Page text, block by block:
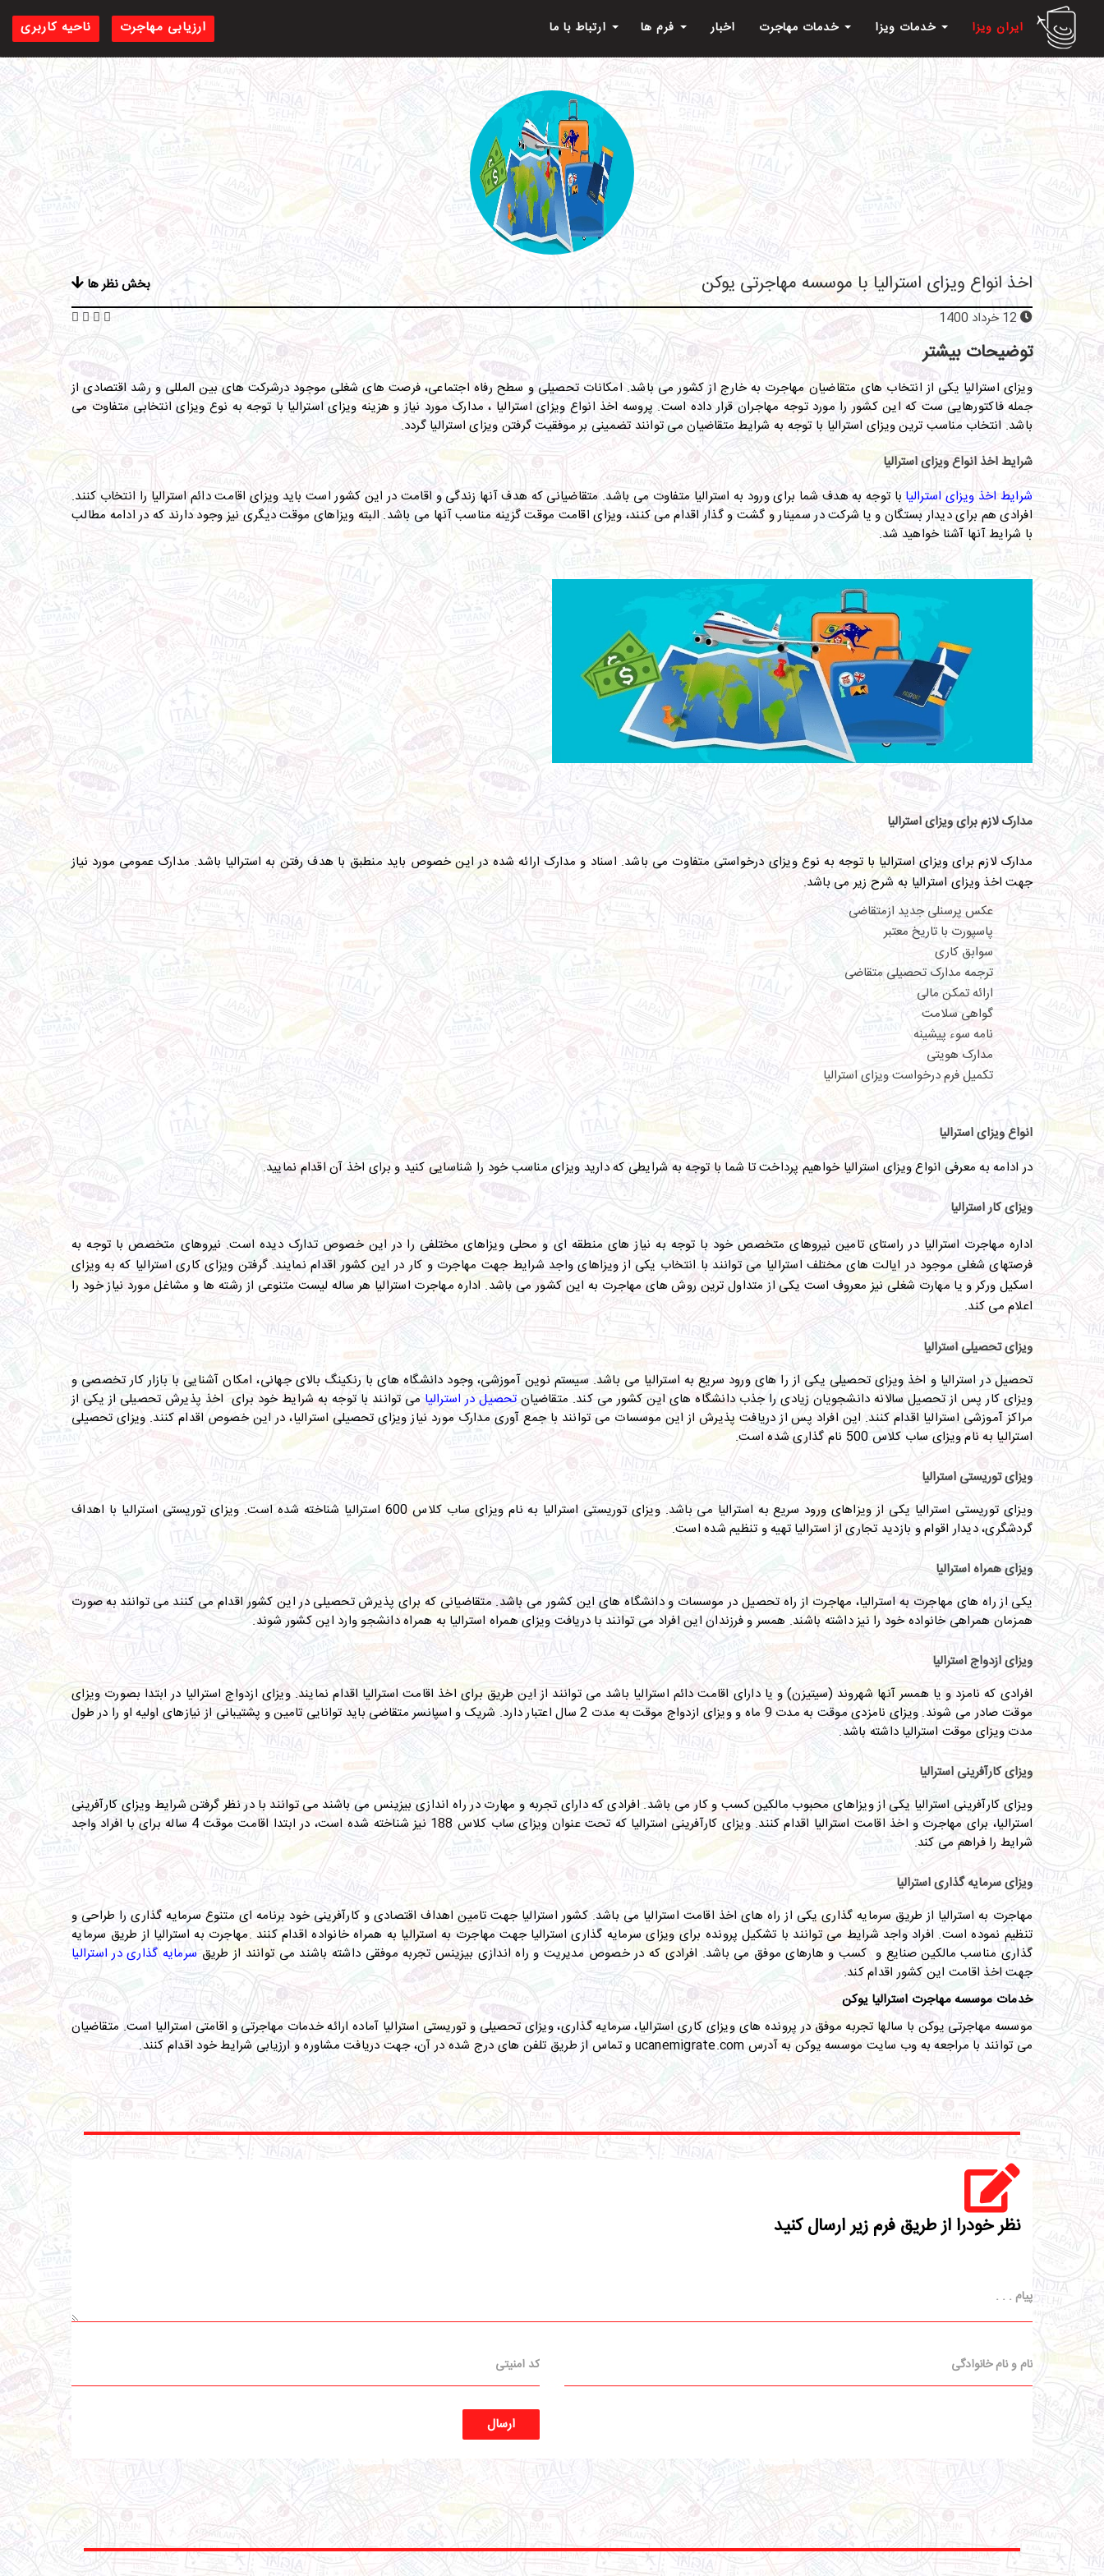
ناحیه کاربری ارزیابی مهاجرت ایران ویزا اخبار
اخذ انواع ویزای استرالیا با موسسه مهاجرتی یوکن
بخش نظر ها
توضیحات بیشتر
ویزای استرالیا یکی از انتخاب های متقاضیان مهاجرت به خارج از کشور می باشد. امکانات تحصیلی و سطح رفاه اجتماعی، فرصت های شغلی موجود درشرکت های بین المللی و رشد اقتصادی از
جمله فاکتورهایی ست که این کشور را مورد توجه مهاجران قرار داده است. پروسه اخذ انواع ویزای استرالیا ، مدارک مورد نیاز و هزینه ویزای استرالیا با توجه به نوع ویزای انتخابی متفاوت می
باشد. انتخاب مناسب ترین ویزای استرالیا با توجه به شرایط متقاضیان می توانند تضمینی بر موفقیت گرفتن ویزای استرالیا گردد.
شرایط اخذ انواع ویزای استرالیا
شرایط اخذ ویزای استرالیا با توجه به هدف شما برای ورود به استرالیا متفاوت می باشد. متقاضیانی که هدف آنها زندگی و اقامت در این کشور است باید ویزای اقامت دائم استرالیا را انتخاب کنند.
افرادی هم برای دیدار بستگان و یا شرکت در سمینار و گشت و گذار اقدام می کنند، ویزای اقامت موقت گزینه مناسب آنها می باشد. البته ویزاهای موقت دیگری نیز وجود دارند که در ادامه مطالب
با شرایط آنها آشنا خواهید شد.
مدارک لازم برای ویزای استرالیا
مدارک لازم برای ویزای استرالیا با توجه به نوع ویزای درخواستی متفاوت می باشد. اسناد و مدارک ارائه شده در این خصوص باید منطبق با هدف رفتن به استرالیا باشد. مدارک عمومی مورد نیاز
جهت اخذ ویزای استرالیا به شرح زیر می باشد.
عکس پرسنلی جدید ازمتقاضی
پاسپورت با تاریخ معتبر
سوابق کاری
ترجمه مدارک تحصیلی متقاضی
ارائه تمکن مالی
گواهی سلامت
نامه سوء پیشینه
مدارک هویتی
تکمیل فرم درخواست ویزای استرالیا
انواع ویزای استرالیا
در ادامه به معرفی انواع ویزای استرالیا خواهیم پرداخت تا شما با توجه به شرایطی که دارید ویزای مناسب خود را شناسایی کنید و برای اخذ آن اقدام نمایید.
ویزای کار استرالیا
اداره مهاجرت استرالیا در راستای تامین نیروهای متخصص خود با توجه به نیاز های منطقه ای و محلی ویزاهای مختلفی را در این خصوص تدارک دیده است. نیروهای متخصص با توجه به
فرصتهای شغلی موجود در ایالت های مختلف استرالیا می توانند با انتخاب یکی از ویزاهای واجد شرایط جهت مهاجرت و کار در این کشور اقدام نمایند. گرفتن ویزایکاریاسترالیا که به ویزای
اسکیل ورکر و یا مهارت شغلی نیز معروف است یکی از متداول ترین روش های مهاجرت به این کشور می باشد. اداره مهاجرت استرالیا هر ساله لیست متنوعی از رشته ها و مشاغل مورد نیاز خود را
اعلام می کند.
ویزای تحصیلی استرالیا
تحصیل در استرالیا و اخذ ویزای تحصیلی یکی از را های ورود سریع به استرالیا می باشد. سیستم نوین آموزشی، وجود دانشگاه های با رنکینگ بالای جهانی، امکان آشنایی با بازار کار تخصصی و
ویزای کار پس از تحصیل سالانه دانشجویان زیادی را جذب دانشگاه های این کشور می کند. متقاضیانتحصیل در استرالیامی توانند با توجه به شرایط خود برای اخذ پذیرش تحصیلی از یکی از
مراکز آموزشی استرالیا اقدام کنند. این افراد پس از دریافت پذیرش از این موسسات می توانند با جمع آوری مدارک مورد نیاز ویزای تحصیلی استرالیا، در این خصوص اقدام کنند. ویزای تحصیلی
استرالیا به نام ویزای ساب کلاس 500 نام گذاری شده است
.
ویزای توریستی استرالیا
ویزای توریستی استرالیا
یکی از ویزاهای ورود سریع به استرالیا می باشد. ویزای توریستی استرالیا به نام ویزای ساب کلاس 600 استرالیا شناخته شده است. ویزای توریستی استرالیا با اهداف
گردشگری، دیدار اقوام و بازدید تجاری از استرالیا تهیه و تنظیم شده است.
ویزای همراه استرالیا
یکی از راه های مهاجرت به استرالیا، مهاجرت از راه تحصیل در موسسات و دانشگاه های این کشور می باشد. متقاضیانی که برای پذیرش تحصیلی در این کشور اقدام می کنند می توانند به صورت
همزمان همراهی خانواده خود را نیز داشته باشند. همسر و فرزندان این افراد می توانند با دریافت ویزای همراه استرالیا به همراه دانشجو وارد این کشور شوند.
ویزای ازدواج استرالیا
افرادی که نامزد و یا همسر آنها شهروند (سیتیزن) و یا دارای اقامت دائم استرالیا باشد می توانند از این طریق برای اخذ اقامت استرالیا اقدام نمایند. ویزای ازدواج استرالیا در ابتدا بصورت ویزای
موقت صادر می شوند. ویزای نامزدی موقت به مدت 9 ماه و ویزای ازدواج موقت به مدت 2 سال اعتبار دارد. شریک و اسپانسر متقاضی باید توانایی تامین و پشتیبانی از نیازهای اولیه او را در طول
مدت ویزای موقت استرالیا داشته باشد.
ویزای کارآفرینی استرالیا
ویزای کارآفرینی استرالیا یکی از ویزاهای محبوب مالکین کسب و کار می باشد. افرادی که دارای تجربه و مهارت در راه اندازی بیزینس می باشند می توانند با در نظر گرفتن شرایط ویزای کارآفرینی
استرالیا، برای مهاجرت و اخذ اقامت استرالیا اقدام کنند. ویزای کارآفرینی استرالیا که تحت عنوان ویزای ساب کلاس 188 نیز شناخته شده است، در ابتدا اقامت موقت 4 ساله برای با افراد واجد
شرایط را فراهم می کند.
ویزای سرمایه گذاری استرالیا
مهاجرت به استرالیا از طریق سرمایه گذاری یکی از راه های اخذ اقامت استرالیا می باشد. کشور استرالیا جهت تامین اهداف اقتصادی و کارآفرینی خود برنامه ای متنوع سرمایه گذاری را طراحی و
تنظیم نموده است. افراد واجد شرایط می توانند با تشکیل پرونده برای ویزای سرمایه گذاری استرالیا جهت مهاجرت به استرالیا به همراه خانواده اقدام کنند .مهاجرت به استرالیا از طریق سرمایه
گذاری مناسب مالکین صنایع و کسب و هارهای موفق می باشد. افرادی که در خصوص مدیریت و راه اندازی بیزینس تجربه موفقی داشته باشند می توانند از طریق سرمایه گذاری در استرالیا
جهت اخذ اقامت این کشور اقدام کند.
خدمات موسسه مهاجرت استرالیا یوکن
موسسه مهاجرتی یوکن با سالها تجربه موفق در پرونده های ویزای کاری استرالیا، سرمایه گذاری، ویزای تحصیلی و توریستی استرالیا آماده ارائه خدمات مهاجرتی و اقامتی استرالیا است. متقاضیان
می توانند با مراجعه به وب سایت موسسه یوکن به آدرس ucanemigrate.com و تماس از طریق تلفن های درج شده در آن، جهت دریافت مشاوره و ارزیابی شرایط خود اقدام کنند.
نظر خودرا از طریق فرم زیر ارسال کنید
ارسال